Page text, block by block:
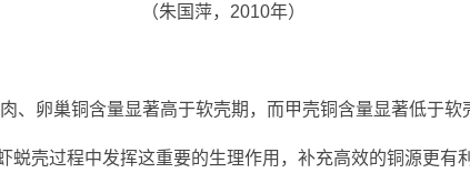
（朱国萍，2010年）
、卵巢铜含量显著高于软壳期，而甲壳铜含量显著低于软
蜕壳过程中发挥这重要的生理作用，补充高效的铜源更有